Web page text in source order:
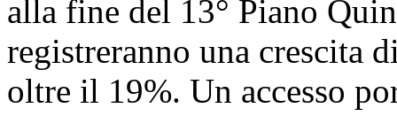
alla fine del 13° Piano
registreranno una crescita
oltre il 19%. Un accesso